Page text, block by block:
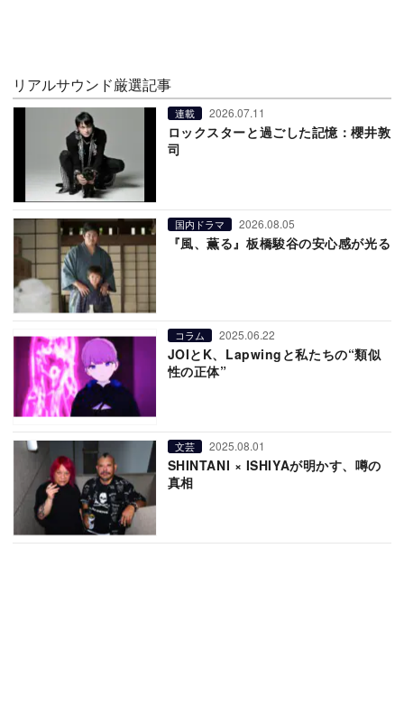
リアルサウンド厳選記事
連載 2026.07.11
ロックスターと過ごした記憶：櫻井敦
司
国内ドラマ 2026.08.05
『風、薫る』板橋駿谷の安心感が光る
コラム 2025.06.22
JOIとK、Lapwingと私たちの“類似
性の正体”
文芸 2025.08.01
SHINTANI × ISHIYAが明かす、噂の
真相